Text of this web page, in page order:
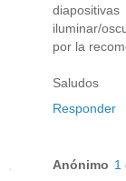
iluminar/
por la
Saludos
Responder
Anónimo 1